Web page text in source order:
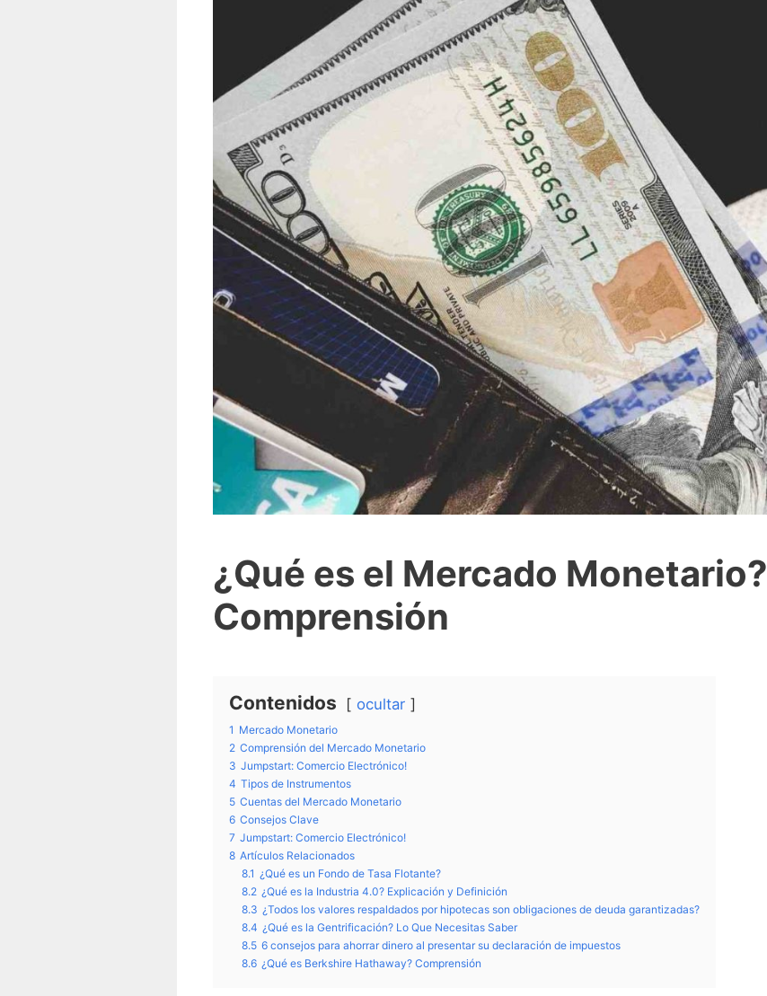
¿Qué es el Mercado Monetario?
Comprensión
Contenidos ocultar
1 Mercado Monetario
2 Comprensión del Mercado Monetario
3 Jumpstart: Comercio Electrónico!
4 Tipos de Instrumentos
5 Cuentas del Mercado Monetario
6 Consejos Clave
7 Jumpstart: Comercio Electrónico!
8 Artículos Relacionados
8.1 ¿Qué es un Fondo de Tasa Flotante?
8.2 ¿Qué es la Industria 4.0? Explicación y Definición
8.3 ¿Todos los valores respaldados por hipotecas son obligaciones de deuda garantizadas?
8.4 ¿Qué es la Gentrificación? Lo Que Necesitas Saber
8.5 6 consejos para ahorrar dinero al presentar su declaración de impuestos
8.6 ¿Qué es Berkshire Hathaway? Comprensión